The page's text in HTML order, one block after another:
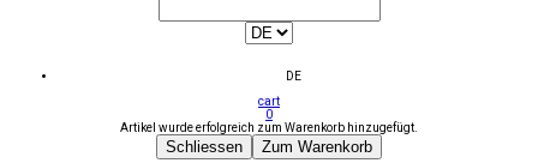
DE
cart
0
Artikel wurde erfolgreich zum Warenkorb hinzugefügt.
Schliessen Zum Warenkorb